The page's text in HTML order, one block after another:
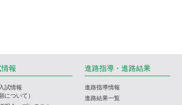
情報
試情報
について）
進路指導・進路結果
進路指導情報
進路結果一覧